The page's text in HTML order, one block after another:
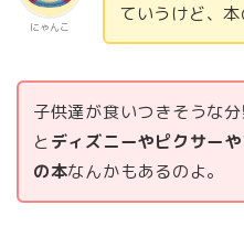
にゃんこ
ていうけど、
子供達が食いつきそうな
とディズニーやピクサー
の本なんかもあるのよ。